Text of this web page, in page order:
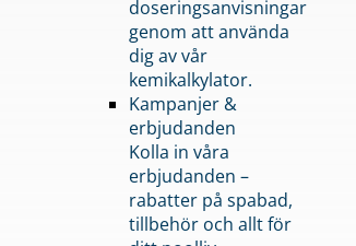
doseringsanvisningar
genom att använda
dig av vår
kemikalkylator.
Kampanjer &
erbjudanden
Kolla in våra
erbjudanden –
rabatter på spabad,
tillbehör och allt för